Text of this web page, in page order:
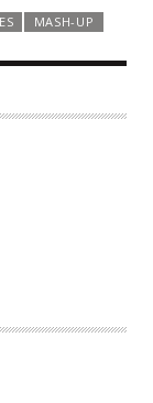
MASH-UP